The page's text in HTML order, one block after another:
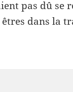
pas dû
dans la